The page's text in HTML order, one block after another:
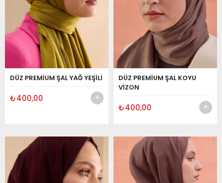
DÜZ PREMİUM ŞAL YAĞ YEŞİLİ
₺400,00
DÜZ PREMİUM ŞAL KOYU
VİZON
₺400,00